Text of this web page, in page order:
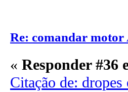
Re: comandar motor
« Responder #36
Citação de: